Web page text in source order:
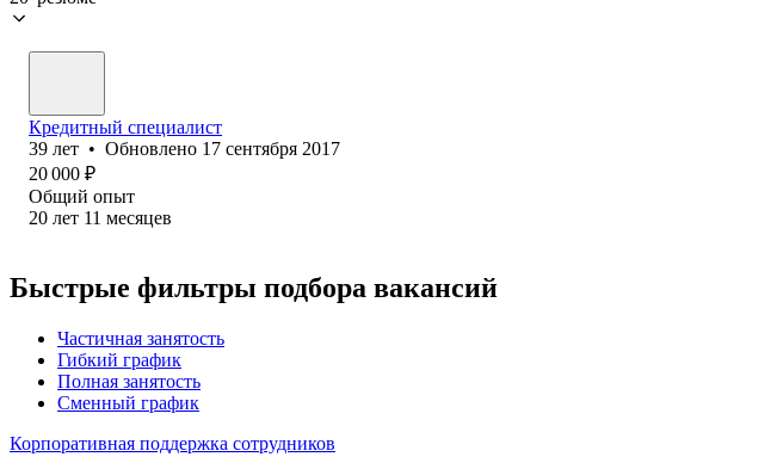
Кредитный специалист
39 лет • Обновлено 17 сентября 2017
20 000 ₽
Общий опыт
20 лет 11 месяцев
Быстрые фильтры подбора вакансий
Частичная занятость
Гибкий график
Полная занятость
Сменный график
Корпоративная поддержка сотрудников